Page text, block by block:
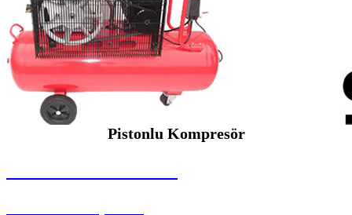
Pistonlu Kompresör